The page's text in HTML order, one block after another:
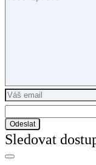
Odeslat
Sledovat